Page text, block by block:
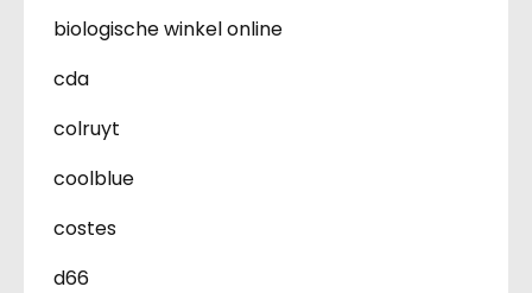
biologische winkel online
cda
colruyt
coolblue
costes
d66